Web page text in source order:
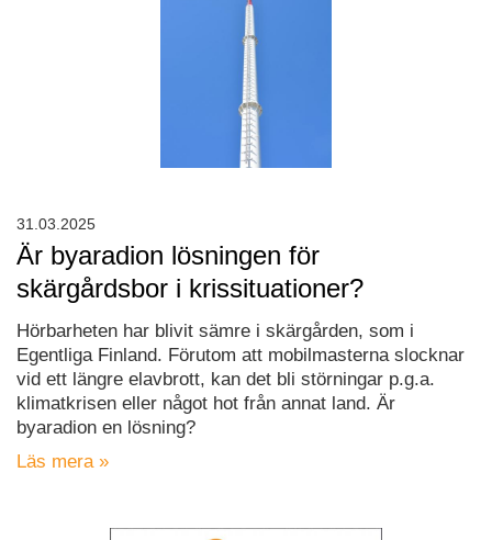
Är byaradion lösningen för
skärgårdsbor i krissituationer?
Hörbarheten har blivit sämre i skärgården, som i
Egentliga Finland. Förutom att mobilmasterna slocknar
vid ett längre elavbrott, kan det bli störningar p.g.a.
klimatkrisen eller något hot från annat land. Är
byaradion en lösning?
Läs mera »
31.03.2025